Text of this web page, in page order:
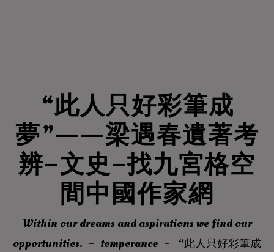
“此人只好彩筆成
夢”——梁遇春遺著考
辨–文史–找九宮格空
間中國作家網
Within our dreams and aspirations we find our
opportunities.
temperance
“此人只好彩筆成